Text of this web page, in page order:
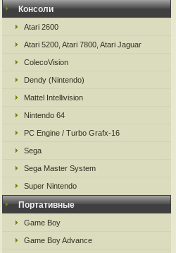
Консоли
Atari 2600
Atari 5200, Atari 7800, Atari Jaguar
ColecoVision
Dendy (Nintendo)
Mattel Intellivision
Nintendo 64
PC Engine / Turbo Grafx-16
Sega
Sega Master System
Super Nintendo
Портативные
Game Boy
Game Boy Advance